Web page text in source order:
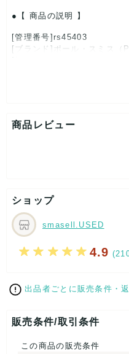
【 商品の説明 】
[管理番号]rs45403
[ブランド]ポール・スミス（
ウエスト：約70cm
股上：約24cm
目立った傷や汚れなし
こちらはUSED品になります
特記する程のダメージはなく
ダメージがある場合はでき
ご確認下さいませ。
股上：約24cm
ヒップ：約41cm
商品レビュー
ショップ
smasell.USED
4.9
出品者ごとに販売条件・
販売条件/取引条件
この商品の販売条件